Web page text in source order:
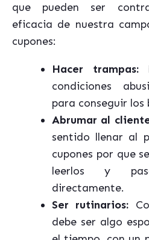
que pueden ser
eficacia de nuestra
cupones:
Hacer trampas:
condiciones
para conseguir los
Abrumar al
sentido llenar al
cupones por que
leerlos y
directamente.
Ser rutinarios:
debe ser algo